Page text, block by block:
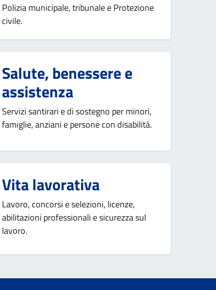
Polizia municipale, tribunale e Protezione
civile.
Salute, benessere e
assistenza
Servizi santirari e di sostegno per minori,
famiglie, anziani e persone con disabilità.
Vita lavorativa
Lavoro, concorsi e selezioni, licenze,
abilitazioni professionali e sicurezza sul
lavoro.